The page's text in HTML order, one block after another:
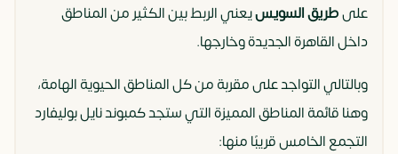
علىطريق السويسيعني الربط بين الكثير من المناطق
داخل القاهرة الجديدة وخارجها.
وبالتالي التواجد على مقربة من كل المناطق الحيوية الهامة،
وهنا قائمة المناطق المميزة التي ستجد كمبوند نايل بوليفارد
التجمع الخامس قريبًا منها: